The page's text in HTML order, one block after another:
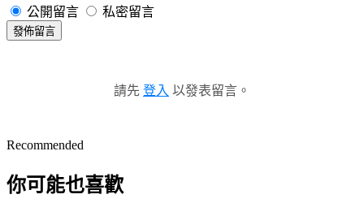
公開留言 私密留言
發佈留言
請先 登入 以發表留言。
Recommended
你可能也喜歡